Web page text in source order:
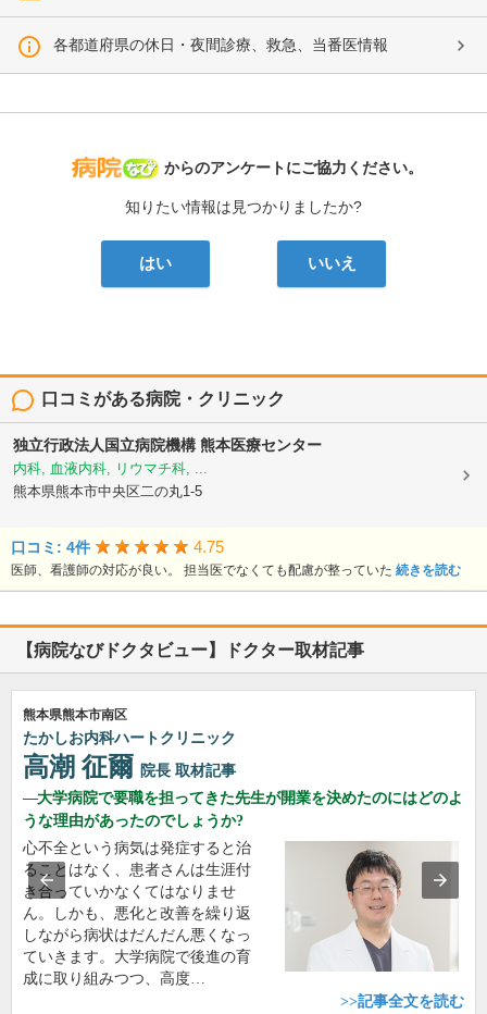
各都道府県の休日・夜間診療、救急、当番医情報
病院なび
からのアンケートにご協力ください。
知りたい情報は見つかりましたか?
はい いいえ
口コミがある病院・クリニック
独立行政法人国立病院機構熊本医療センター
内科, 血液内科, リウマチ科, ...
熊本県熊本市中央区二の丸1-5
口コミ: 4件 4.75
医師、看護師の対応が良い。 担当医でなくても配慮が整っていた 続きを読む
【病院なびドクタビュー】ドクター取材記事
熊本県熊本市南区
たかしお内科ハートクリニック
高潮 征爾 院長 取材記事
大学病院で要職を担ってきた先生が開業を決めたのにはどのよ
うな理由があったのでしょうか?
心不全という病気は発症すると治
ることはなく、患者さんは生涯付
き合っていかなくてはなりませ
ん。しかも、悪化と改善を繰り返
しながら病状はだんだん悪くなっ
ていきます。大学病院で後進の育
成に取り組みつつ、高度…
>>記事全文を読む